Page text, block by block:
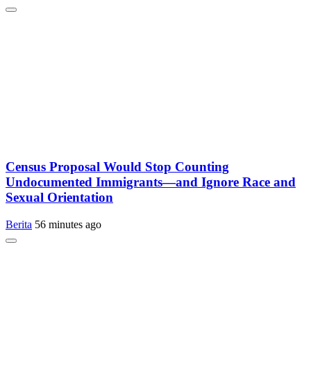
Census Proposal Would Stop Counting
Undocumented Immigrants—and Ignore Race and
Sexual Orientation
Berita 56 minutes ago